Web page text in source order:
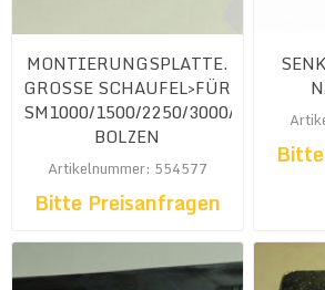
MONTIERUNGSPLATTE.
GROSSE SCHAUFEL>FÜR
SM1000/1500/2250/3000/4500<MIT
BOLZEN
Artikelnummer: 554577
Bitte Preisanfragen